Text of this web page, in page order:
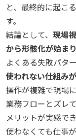
と、最終的に起こ
す。
結論として、 現場
から形骸化が始ま
よくある失敗パタ
使われない仕組み
操作が複雑で現場
業務フローとズレ
メリットが実感で
使わなくても仕事